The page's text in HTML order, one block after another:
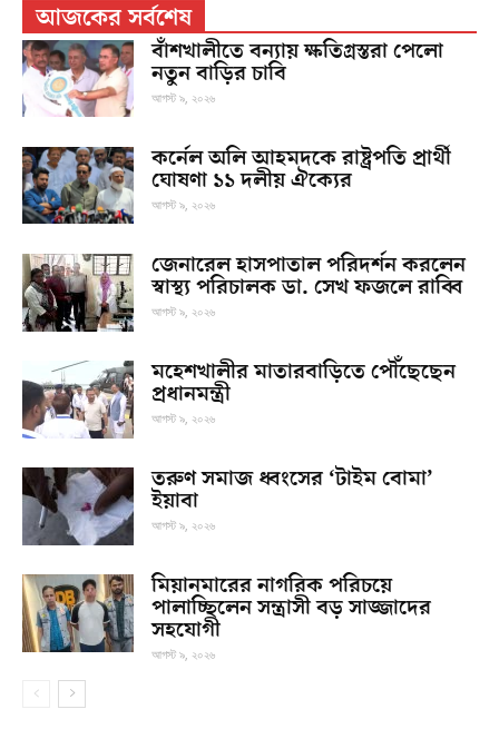
আজকের সর্বশেষ
বাঁশখালীতে বন্যায় ক্ষতিগ্রস্তরা পেলো
নতুন বাড়ির চাবি
আগস্ট ৯, ২০২৬
কর্নেল অলি আহমদকে রাষ্ট্রপতি প্রার্থী
ঘোষণা ১১ দলীয় ঐক্যের
আগস্ট ৯, ২০২৬
জেনারেল হাসপাতাল পরিদর্শন করলেন
স্বাস্থ্য পরিচালক ডা. সেখ ফজলে রাব্বি
আগস্ট ৯, ২০২৬
মহেশখালীর মাতারবাড়িতে পৌঁছেছেন
প্রধানমন্ত্রী
আগস্ট ৯, ২০২৬
তরুণ সমাজ ধ্বংসের ‘টাইম বোমা’
ইয়াবা
আগস্ট ৯, ২০২৬
মিয়ানমারের নাগরিক পরিচয়ে
পালাচ্ছিলেন সন্ত্রাসী বড় সাজ্জাদের
সহযোগী
আগস্ট ৯, ২০২৬